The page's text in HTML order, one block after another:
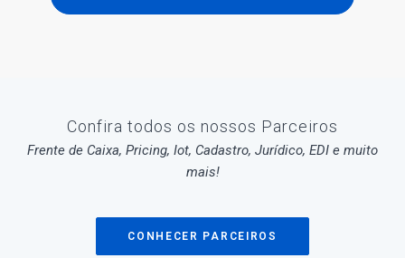
Confira todos os nossos Parceiros
Frente de Caixa, Pricing, Iot, Cadastro, Jurídico, EDI e muito
mais!
CONHECER PARCEIROS